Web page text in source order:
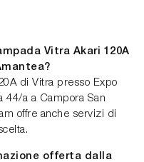
Vitra Akari 120A
di Vitra presso Expo
44/a a Campora San
offre anche servizi di
offerta dalla